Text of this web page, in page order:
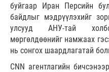
буйгаар Иран Персийн
байдлыг мэдрүүлэхийг
улсууд АНУ-тай
мөргөлдөөнийг намжаах
нь сонгох шаардлагатай
CNN агентлагийн